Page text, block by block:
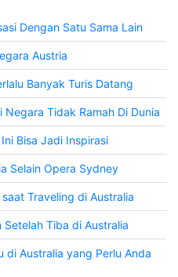
Dengan Satu Sama Lain
Austria
Banyak Turis Datang
Tidak Ramah Di Dunia
Bisa Jadi Inspirasi
Selain Opera Sydney
Traveling di Australia
Tiba di Australia
di Australia yang Perlu Anda